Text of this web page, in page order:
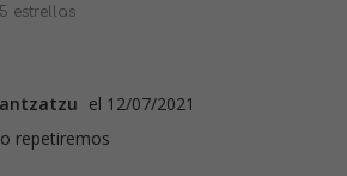
estrellas
el 12/07/2021
repetiremos